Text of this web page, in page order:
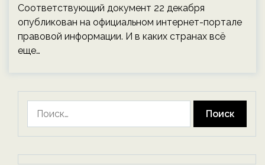
Соответствующий документ 22 декабря
опубликован на официальном интернет-портале
правовой информации. И в каких странах всё
еще…